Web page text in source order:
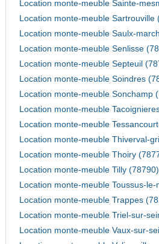
Location monte-meuble Sainte-
Location monte-meuble Sartrouville
Location monte-meuble Saulx-
Location monte-meuble Senlisse
Location monte-meuble Septeuil
Location monte-meuble Soindres
Location monte-meuble Sonchamp
Location monte-meuble
Location monte-meuble
Location monte-meuble Thiverval-
Location monte-meuble Thoiry
Location monte-meuble Tilly (78790)
Location monte-meuble Toussus-le-
Location monte-meuble Trappes
Location monte-meuble Triel-sur-
Location monte-meuble Vaux-sur-